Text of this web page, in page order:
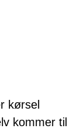
kørsel
kommer til